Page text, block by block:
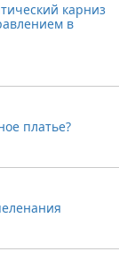
карниз
в
платье?